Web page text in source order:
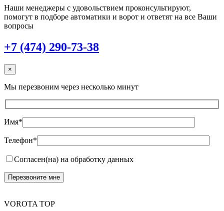
Наши менеджеры с удовольствием проконсультируют,
помогут в подборе автоматики и ворот и ответят на все Ваши
вопросы
+7 (474) 290-73-38
×
Мы перезвоним через несколько минут
Имя*
Телефон*
Согласен(на) на обработку данных
VOROTA TOP